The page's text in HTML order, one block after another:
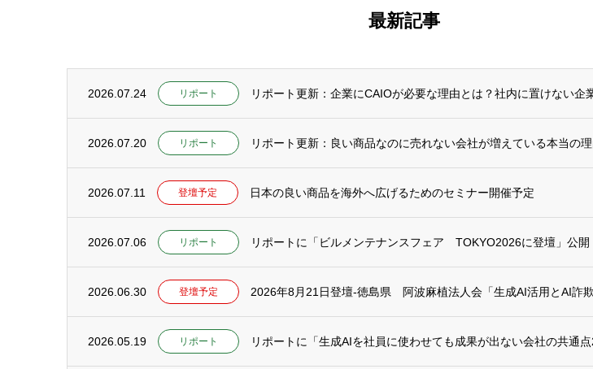
最新記事
2026.07.24 リポート リポート更新：企業にCAIOが必要な理由とは？社内に置けない企
2026.07.20 リポート
2026.07.11 登壇予定 日本の良い商品を海外へ広げるためのセミナー開催予定
2026.07.06 リポート リポートに「ビルメンテナンスフェア TOKYO2026に登壇」公開
2026.06.30 登壇予定 2026年8月21日登壇-徳島県 阿波麻植法人会「生成AI活用とAI詐
2026.05.19 リポート